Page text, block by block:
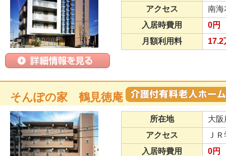
アクセス
南海
入居時費用
0円
月額利用料
17.2
そんぽの家 鶴見徳庵
所在地
大
アクセス
Ｊ
入居時費用
0円